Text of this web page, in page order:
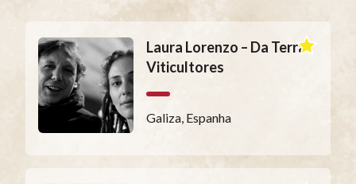
Laura Lorenzo – Da Terra
Viticultores
Galiza, Espanha